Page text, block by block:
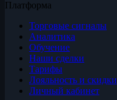
Платформа
Торговые сигналы
Аналитика
Обучение
Наши сделки
Тарифы
Лояльность и скидки
Личный кабинет